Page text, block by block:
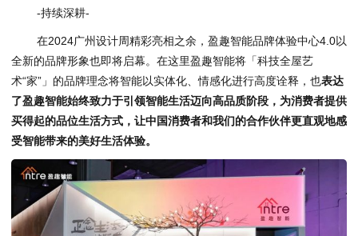
-持续深耕-
在2024广州设计周精彩亮相之余，盈趣智能品牌体验中心4.0以
全新的品牌形象也即将启幕。在这里盈趣智能将「科技全屋艺
术“家”」的品牌理念将智能以实体化、情感化进行高度诠释，也表达
了盈趣智能始终致力于引领智能生活迈向高品质阶段，为消费者提供
买得起的品位生活方式，让中国消费者和我们的合作伙伴更直观地感
受智能带来的美好生活体验。